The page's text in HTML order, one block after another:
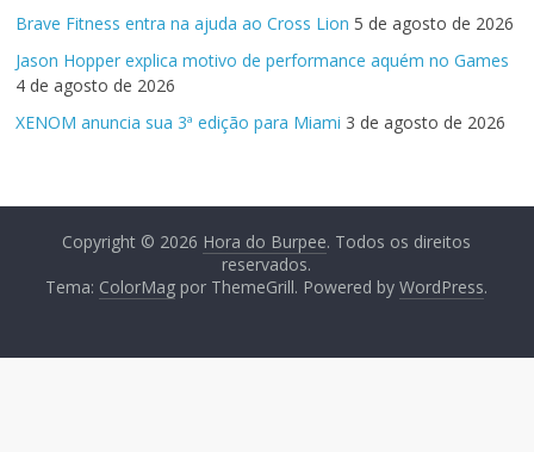
Brave Fitness entra na ajuda ao Cross Lion 5 de agosto de 2026
Jason Hopper explica motivo de performance aquém no Games
4 de agosto de 2026
XENOM anuncia sua 3ª edição para Miami 3 de agosto de 2026
Copyright © 2026 Hora do Burpee. Todos os direitos
reservados.
Tema: ColorMag por ThemeGrill. Powered byWordPress.